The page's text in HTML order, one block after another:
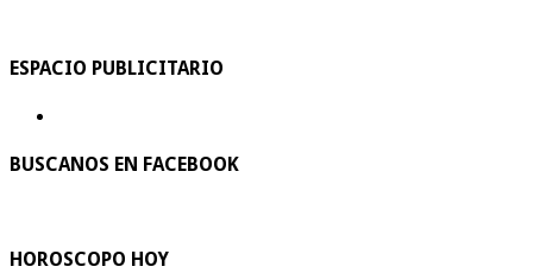
ESPACIO PUBLICITARIO
BUSCANOS EN FACEBOOK
HOROSCOPO HOY